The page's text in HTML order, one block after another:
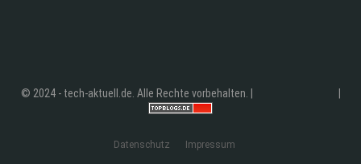
© 2024 - tech-aktuell.de. Alle Rechte vorbehalten. |
Datenschutz Impressum